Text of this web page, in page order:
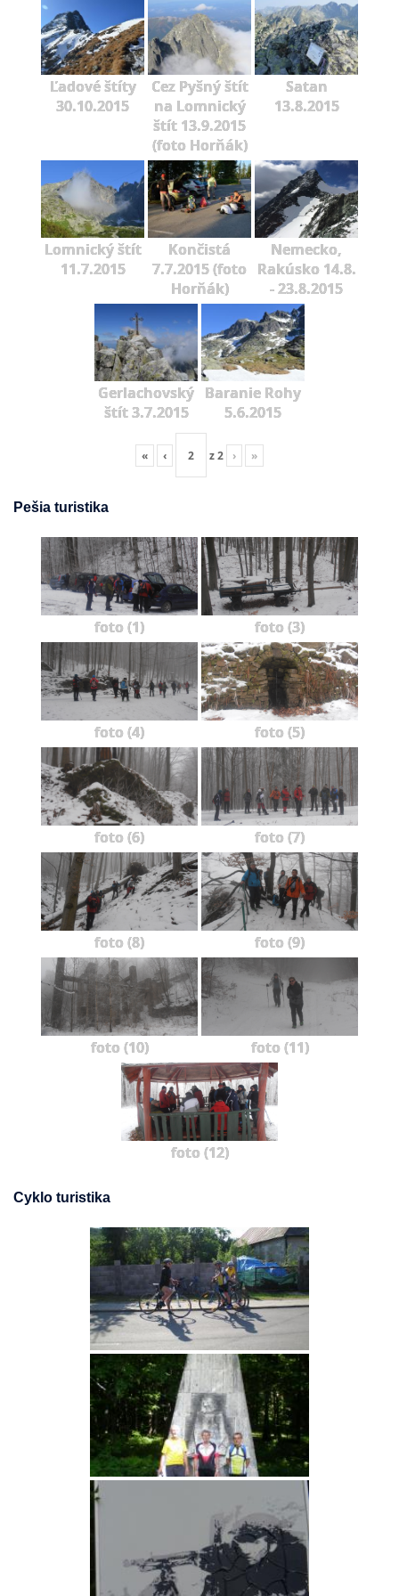
Ľadové štíty
30.10.2015
Cez Pyšný štít
na Lomnický
štít 13.9.2015
(foto Horňák)
Satan
13.8.2015
Lomnický štít
11.7.2015
Končistá
7.7.2015 (foto
Horňák)
Nemecko,
Rakúsko 14.8.
- 23.8.2015
Gerlachovský
štít 3.7.2015
Baranie Rohy
5.6.2015
« ‹ z2 › »
Pešia turistika
foto (1) foto (3)
foto (4) foto (5)
foto (6) foto (7)
foto (8) foto (9)
foto (10) foto (11)
foto (12)
Cyklo turistika